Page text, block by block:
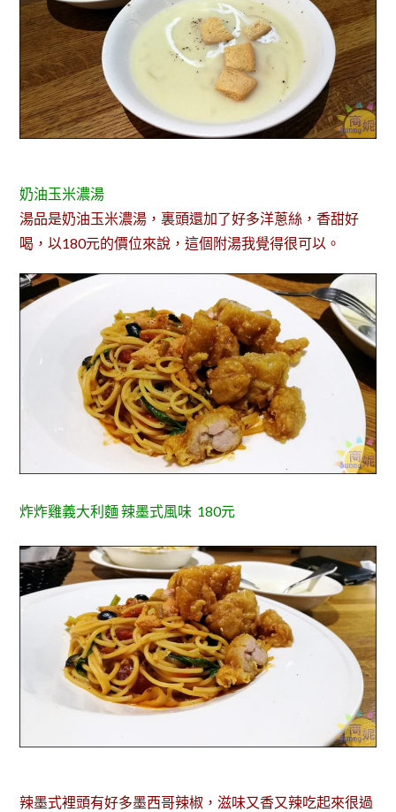
奶油玉米濃湯
湯品是奶油玉米濃湯，裏頭還加了好多洋蔥絲，香甜好
喝，以180元的價位來說，這個附湯我覺得很可以。
炸炸雞義大利麵 辣墨式風味 180元
辣墨式裡頭有好多墨西哥辣椒，滋味又香又辣吃起來很過